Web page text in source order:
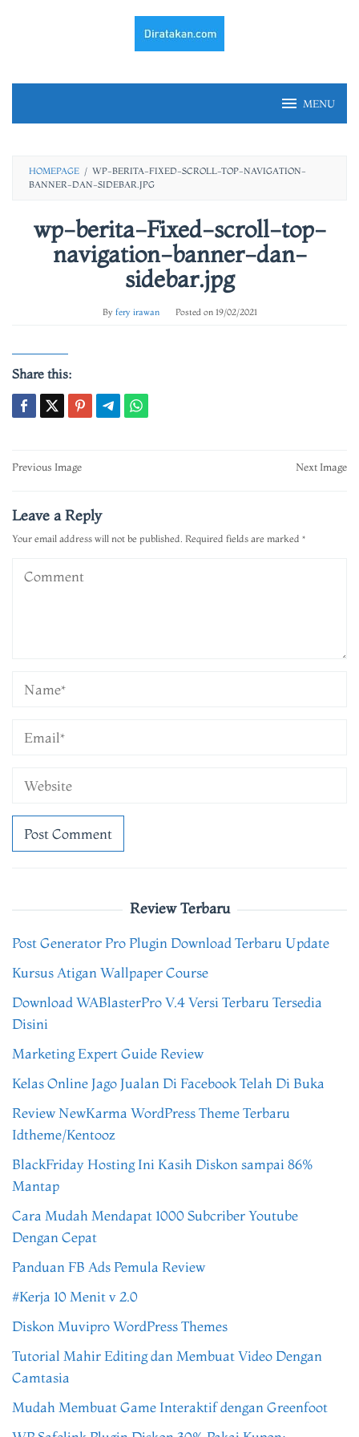
MENU
HOMEPAGE / WP-BERITA-FIXED-SCROLL-TOP-NAVIGATION-
BANNER-DAN-SIDEBAR.JPG
wp-berita-Fixed-scroll-top-
navigation-banner-dan-
sidebar.jpg
By fery irawan Posted on 19/02/2021
Share this:
Post
Previous Image Next Image
Leave a Reply
Your email address will not be published. Required fields are marked *
Review Terbaru
Post Generator Pro Plugin Download Terbaru Update
Kursus Atigan Wallpaper Course
Download WABlasterPro V.4 Versi Terbaru Tersedia
Disini
Marketing Expert Guide Review
Kelas Online Jago Jualan Di Facebook Telah Di Buka
Review NewKarma WordPress Theme Terbaru
Idtheme/Kentooz
BlackFriday Hosting Ini Kasih Diskon sampai 86%
Mantap
Cara Mudah Mendapat 1000 Subcriber Youtube
Dengan Cepat
Panduan FB Ads Pemula Review
#Kerja 10 Menit v 2.0
Diskon Muvipro WordPress Themes
Tutorial Mahir Editing dan Membuat Video Dengan
Camtasia
Mudah Membuat Game Interaktif dengan Greenfoot